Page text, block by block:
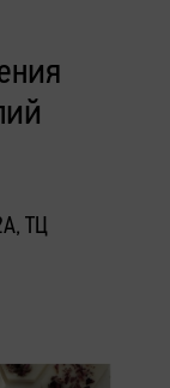
ТЦ